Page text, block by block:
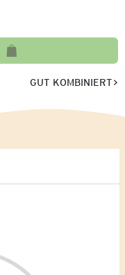
GUT KOMBINIERT